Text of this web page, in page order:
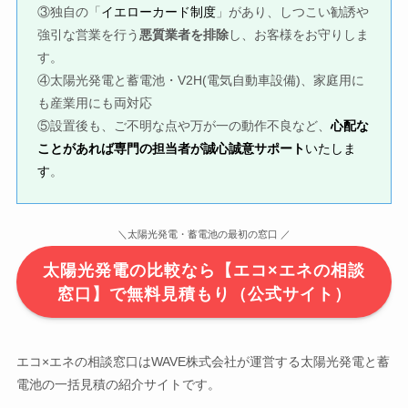
③独自の「 イエローカード制度 」があり、しつこい勧誘や
強引な営業を行う 悪質業者を排除し、お客様をお守りしま
す。
④太陽光発電と蓄電池・V2H(電気自動車設備)、家庭用に
も産業用にも両対応
⑤設置後も、ご不明な点や万が一の動作不良など、心配な
ことがあれば専門の担当者が誠心誠意サポートいたしま
す。
＼太陽光発電・蓄電池の最初の窓口 ／
太陽光発電の比較なら【エコ×エネの相談
窓口】で無料見積もり（公式サイト）
エコ×エネの相談窓口はWAVE株式会社が運営する太陽光発電と蓄
電池の一括見積の紹介サイトです。